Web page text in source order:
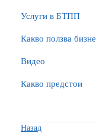
Услуги в БТПП
Какво ползва
Видео
Какво предстои
Назад